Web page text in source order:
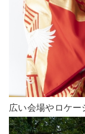
広い会場やロケー